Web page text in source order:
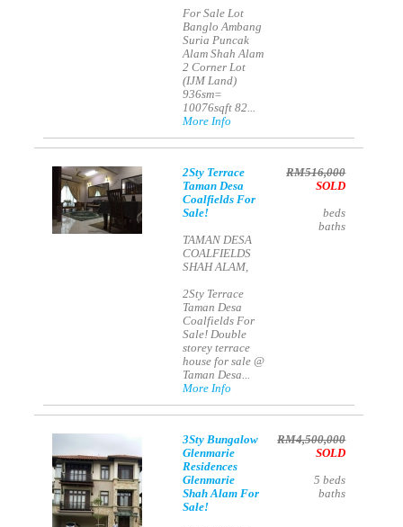
For Sale Lot
Banglo Ambang
Suria Puncak
Alam Shah Alam
2 Corner Lot
(IJM Land)
936sm=
10076sqft 82...
More Info
2Sty Terrace
Taman Desa
Coalfields For
Sale!
TAMAN DESA
COALFIELDS
SHAH ALAM,
2Sty Terrace
Taman Desa
Coalfields For
Sale! Double
storey terrace
house for sale @
Taman Desa...
More Info
RM516,000
SOLD
beds
baths
3Sty Bungalow
Glenmarie
Residences
Glenmarie
Shah Alam For
Sale!
RM4,500,000
SOLD
5 beds
baths